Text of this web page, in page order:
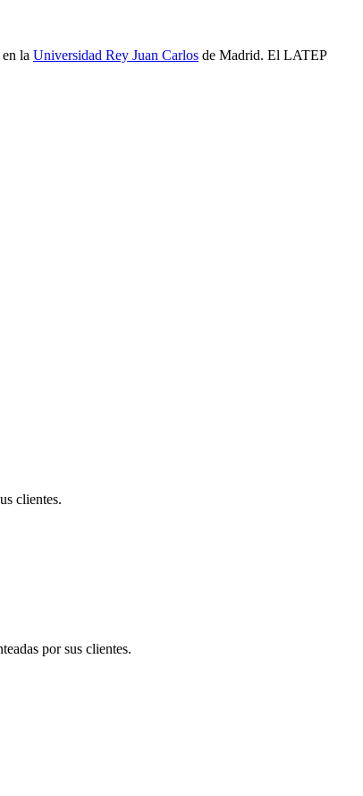
la Universidad Rey Juan Carlos de Madrid. El LATEP
clientes.
por sus clientes.